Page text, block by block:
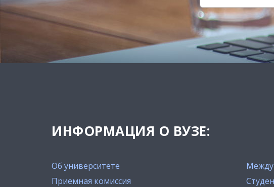
ИНФОРМАЦИЯ О ВУЗЕ:
Об университете
Приемная комиссия